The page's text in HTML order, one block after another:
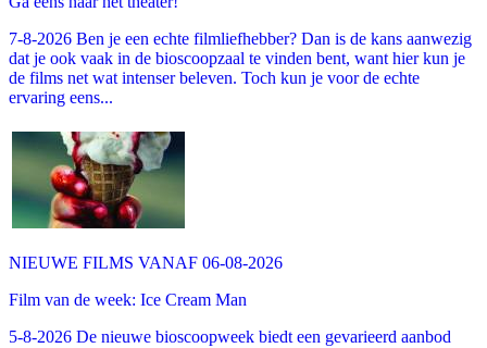
7-8-2026 Ben je een echte filmliefhebber? Dan is de kans aanwezig
dat je ook vaak in de bioscoopzaal te vinden bent, want hier kun je
de films net wat intenser beleven. Toch kun je voor de echte
ervaring eens...
NIEUWE FILMS VANAF 06-08-2026
Film van de week: Ice Cream Man
5-8-2026 De nieuwe bioscoopweek biedt een gevarieerd aanbod